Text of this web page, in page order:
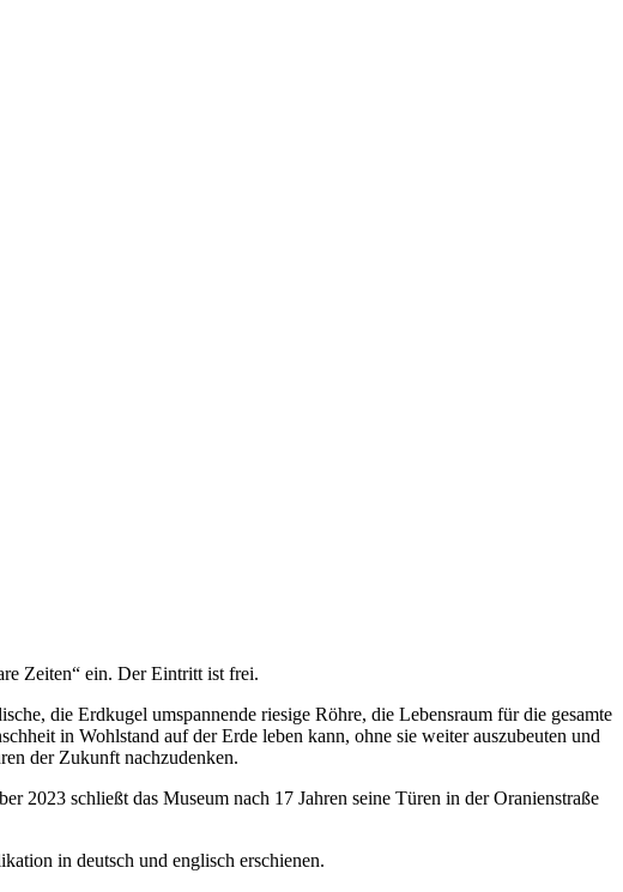
Zeiten“ ein. Der Eintritt ist frei.
die Erdkugel umspannende riesige Röhre, die Lebensraum für die gesamte
in Wohlstand auf der Erde leben kann, ohne sie weiter auszubeuten und
der Zukunft nachzudenken.
2023 schließt das Museum nach 17 Jahren seine Türen in der Oranienstraße
in deutsch und englisch erschienen.